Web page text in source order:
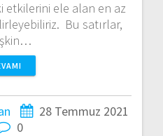
etkilerini ele alan en az
Bu satırlar,
28 Temmuz 2021
0